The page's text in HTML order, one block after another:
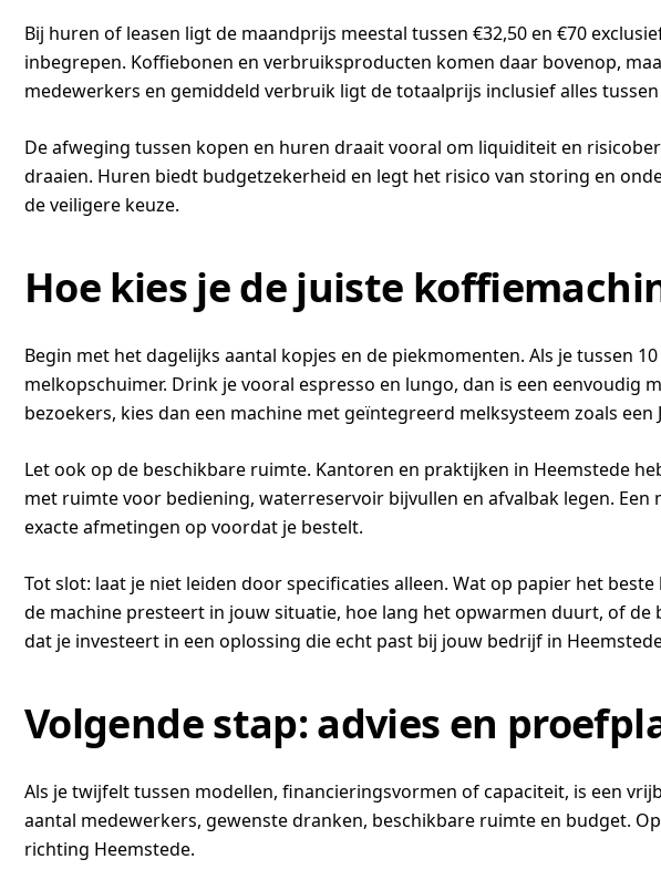
Bij huren of leasen ligt de maandprijs meestal tussen €32,50 en €70
inbegrepen. Koffiebonen en verbruiksproducten komen daar bovenop,
medewerkers en gemiddeld verbruik ligt de totaalprijs inclusief alles tussen
De afweging tussen kopen en huren draait vooral om liquiditeit en
draaien. Huren biedt budgetzekerheid en legt het risico van storing en
de veiligere keuze.
Hoe kies je de juiste
Begin met het dagelijks aantal kopjes en de piekmomenten. Als je tussen
melkopschuimer. Drink je vooral espresso en lungo, dan is een
bezoekers, kies dan een machine met geïntegreerd melksysteem zoals een
Let ook op de beschikbare ruimte. Kantoren en praktijken in Heemstede
met ruimte voor bediening, waterreservoir bijvullen en afvalbak legen.
exacte afmetingen op voordat je bestelt.
Tot slot: laat je niet leiden door specificaties alleen. Wat op papier het
de machine presteert in jouw situatie, hoe lang het opwarmen duurt, of
dat je investeert in een oplossing die echt past bij jouw bedrijf in
Volgende stap: advies en
Als je twijfelt tussen modellen, financieringsvormen of capaciteit, is een
aantal medewerkers, gewenste dranken, beschikbare ruimte en budget.
richting Heemstede.